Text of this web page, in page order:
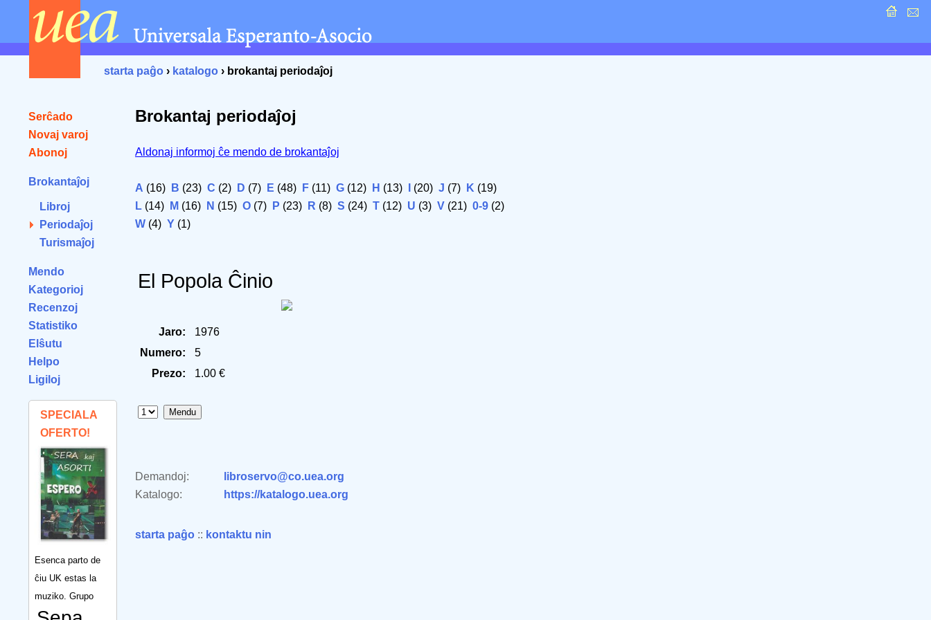
starta paĝo › katalogo › brokantaj periodaĵoj
Serĉado
Novaj varoj
Abonoj
Brokantaĵoj
Libroj
Periodaĵoj
Turismaĵoj
Mendo
Kategorioj
Recenzoj
Statistiko
Elŝutu
Helpo
Ligiloj
SPECIALA
OFERTO!
Esenca parto de
ĉiu UK estas la
muziko. Grupo
Brokantaj periodaĵoj
Aldonaj informoj ĉe mendo de brokantaĵoj
A (16) B (23) C (2) D (7) E (48) F (11) G (12) H (13) (20) J (7) K (19)
L (14) M (16) N (15) O (7) P (23) R (8) S (24) T (12) U (3) V (21) 0-9 (2)
W (4) Y (1)
El Popola Ĉinio
Jaro:
1976
Numero:
5
Prezo:
1.00 €
Demandoj:
libroservo@co.uea.org
Katalogo:
https://katalogo.uea.org
starta paĝo :: kontaktu nin